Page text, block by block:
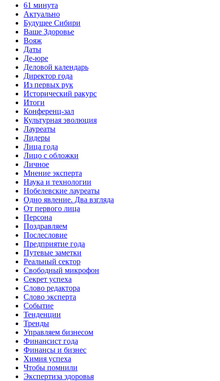
61 минута
Актуально
Будущее Сибири
Ваше Здоровье
Вояж
Даты
Де-юре
Деловой календарь
Директор года
Из первых рук
Исторический ракурс
Итоги
Конференц-зал
Культурная эволюция
Лауреаты
Лидеры
Лица года
Лицо с обложки
Личное
Мнение эксперта
Наука и технологии
Нобелевские лауреаты
Одно явление. Два взгляда
От первого лица
Персона
Поздравляем
Послесловие
Предприятие года
Путевые заметки
Реальный сектор
Свободный микрофон
Секрет успеха
Слово редактора
Слово эксперта
Событие
Тенденции
Тренды
Управляем бизнесом
Финансист года
Финансы и бизнес
Химия успеха
Чтобы помнили
Экспертиза здоровья